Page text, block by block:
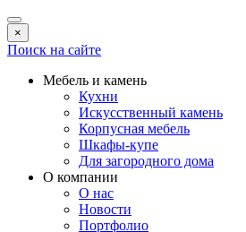
×
Поиск на сайте
Мебель и камень
Кухни
Искусственный камень
Корпусная мебель
Шкафы-купе
Для загородного дома
О компании
О нас
Новости
Портфолио